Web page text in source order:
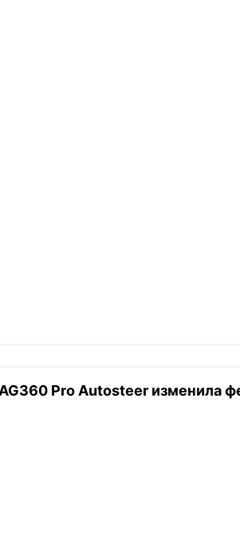
Pro Autosteer изменила